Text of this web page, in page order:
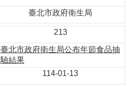
臺北市政府衛生局
213
臺北市政府衛生局公布年節食品抽
驗結果
114-01-13